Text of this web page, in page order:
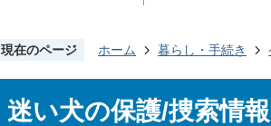
現在のページ ホーム 暮らし・手続き
迷い犬の保護/捜索情報